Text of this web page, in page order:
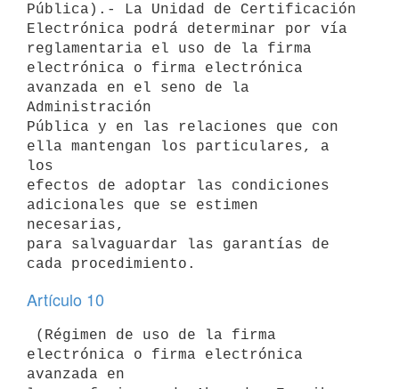
Pública).- La Unidad de Certificación
Electrónica podrá determinar por vía
reglamentaria el uso de la firma
electrónica o firma electrónica
avanzada en el seno de la
Administración
Pública y en las relaciones que con
ella mantengan los particulares, a
los
efectos de adoptar las condiciones
adicionales que se estimen
necesarias,
para salvaguardar las garantías de
Artículo 10
electrónica o firma electrónica
avanzada en